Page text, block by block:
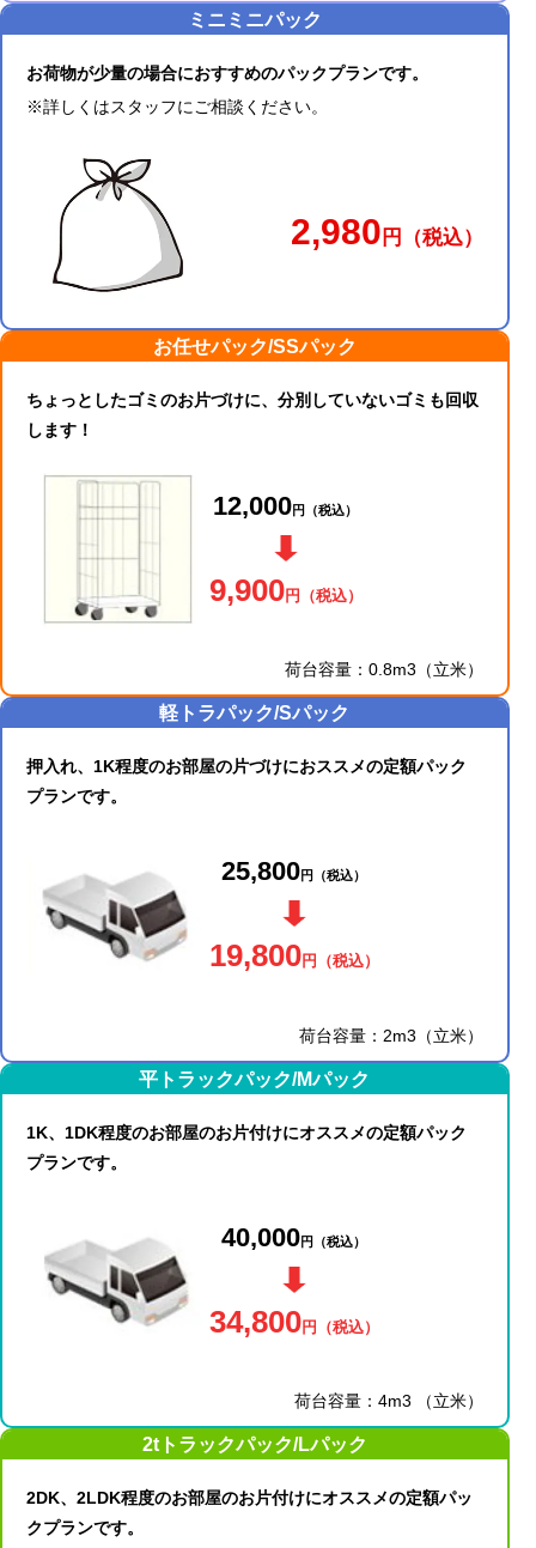
ミニミニパック
お荷物が少量の場合におすすめのパックプランです。
※詳しくはスタッフにご相談ください。
2,980 円 （税込）
お任せパック/SSパック
ちょっとしたゴミのお片づけに、分別していないゴミも回収
します！
12,000円 （税込）
9,900円 （税込）
荷台容量：0.8m3（立米）
軽トラパック/Sパック
押入れ、1K程度のお部屋の片づけにおススメの定額パック
プランです。
25,800円 （税込）
19,800円 （税込）
荷台容量：2m3（立米）
平トラックパック/Mパック
1K、1DK程度のお部屋のお片付けにオススメの定額パック
プランです。
40,000円 （税込）
34,800円 （税込）
荷台容量：4m3 （立米）
2tトラックパック/Lパック
2DK、2LDK程度のお部屋のお片付けにオススメの定額パッ
クプランです。